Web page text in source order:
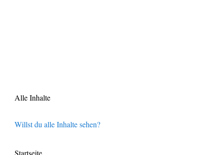
Alle Inhalte
Willst du alle Inhalte sehen?
Startseite